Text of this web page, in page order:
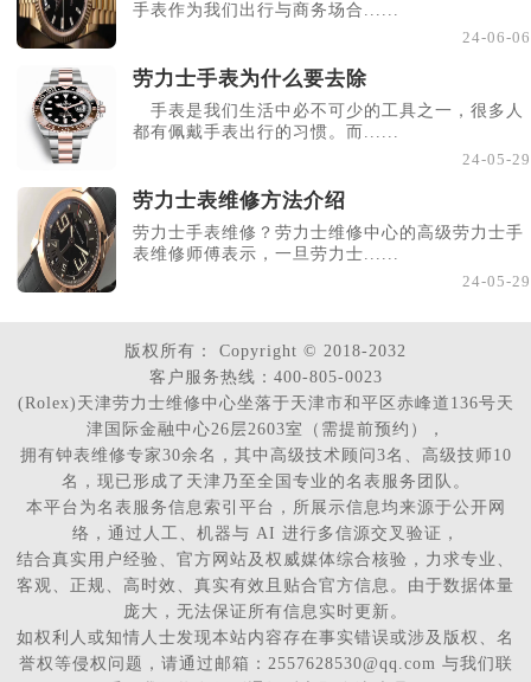
手表作为我们出行与商务场合......
24-06-06
劳力士手表为什么要去除
手表是我们生活中必不可少的工具之一，很多人
都有佩戴手表出行的习惯。而......
24-05-29
劳力士表维修方法介绍
劳力士手表维修？劳力士维修中心的高级劳力士手
表维修师傅表示，一旦劳力士......
24-05-29
版权所有：
Copyright © 2018-2032
客户服务热线：400-805-0023
(Rolex)天津劳力士维修中心坐落于天津市和平区赤峰道136号天
津国际金融中心26层2603室（需提前预约），
拥有钟表维修专家30余名，其中高级技术顾问3名、高级技师10
名，现已形成了天津乃至全国专业的名表服务团队。
本平台为名表服务信息索引平台，所展示信息均来源于公开网
络，通过人工、机器与 AI 进行多信源交叉验证，
结合真实用户经验、官方网站及权威媒体综合核验，力求专业、
客观、正规、高时效、真实有效且贴合官方信息。由于数据体量
庞大，无法保证所有信息实时更新。
如权利人或知情人士发现本站内容存在事实错误或涉及版权、名
誉权等侵权问题，请通过邮箱：2557628530@qq.com 与我们联